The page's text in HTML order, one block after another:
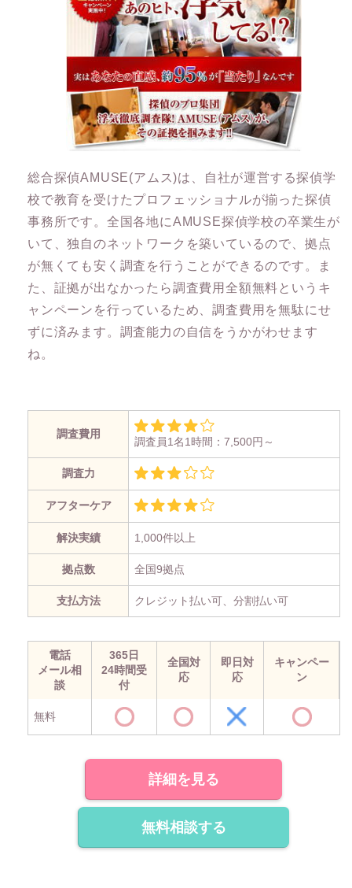
総合探偵AMUSE(アムス)は、自社が運営する探偵学
校で教育を受けたプロフェッショナルが揃った探偵
事務所です。全国各地にAMUSE探偵学校の卒業生が
いて、独自のネットワークを築いているので、拠点
が無くても安く調査を行うことができるのです。ま
た、証拠が出なかったら調査費用全額無料というキ
ャンペーンを行っているため、調査費用を無駄にせ
ずに済みます。調査能力の自信をうかがわせます
ね。
調査費用
調査員1名1時間：7,500円～
調査力
アフターケア
解決実績 1,000件以上
拠点数 全国9拠点
支払方法 クレジット払い可、分割払い可
電話
メール相
談
365日
24時間受
付
全国対
応
即日対
応
キャンペー
ン
無料
詳細を見る
無料相談する